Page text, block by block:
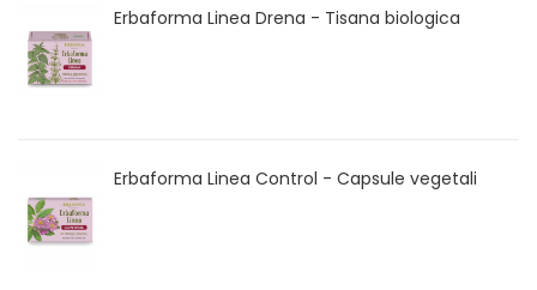
Erbaforma Linea Drena - Tisana biologica
Erbaforma Linea Control - Capsule vegetali